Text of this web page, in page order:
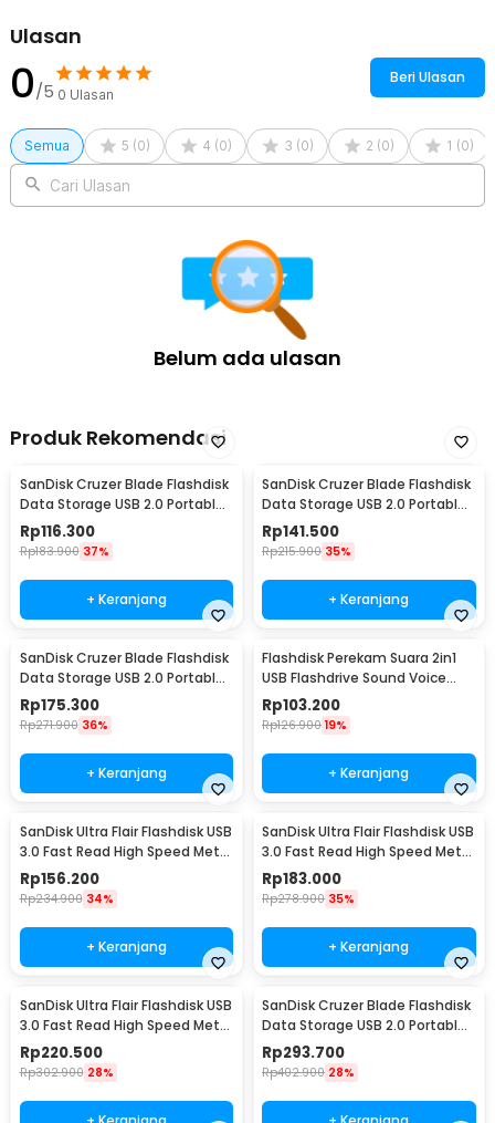
Ulasan
0/5 0 Ulasan
Beri Ulasan
Semua 5 (0) 4 (0) 3 (0) 2 (0) 1 (0)
Cari Ulasan
Belum ada ulasan
Produk Rekomendasi
SanDisk Cruzer Blade Flashdisk
Data Storage USB 2.0 Portable
16GB - SDCZ50
Rp116.300
Rp183.900 37%
+ Keranjang
SanDisk Cruzer Blade Flashdisk
Data Storage USB 2.0 Portable
32GB - SDCZ50
Rp141.500
Rp215.900 35%
+ Keranjang
SanDisk Cruzer Blade Flashdisk
Data Storage USB 2.0 Portable
64GB - SDCZ50
Rp175.300
Rp271.900 36%
+ Keranjang
Flashdisk Perekam Suara 2in1
USB Flashdrive Sound Voice
Recorder 8GB
Rp103.200
Rp126.900 19%
+ Keranjang
SanDisk Ultra Flair Flashdisk USB
3.0 Fast Read High Speed Metal
Case 16GB - SDCZ73
Rp156.200
Rp234.900 34%
+ Keranjang
SanDisk Ultra Flair Flashdisk USB
3.0 Fast Read High Speed Metal
Case 32GB - SDCZ73
Rp183.000
Rp278.900 35%
+ Keranjang
SanDisk Ultra Flair Flashdisk USB
3.0 Fast Read High Speed Metal
Case 64GB - SDCZ73
Rp220.500
Rp302.900 28%
SanDisk Cruzer Blade Flashdisk
Data Storage USB 2.0 Portable
128GB - SDCZ50
Rp293.700
Rp402.900 28%